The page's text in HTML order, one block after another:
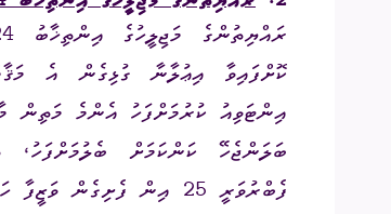
ކޮށްފައިވާ އިޢުލާނާ ގުޅިގެން އެ
އިންޓަވިއު ކުރުމަށްފަހު އެންމެ މަތިން